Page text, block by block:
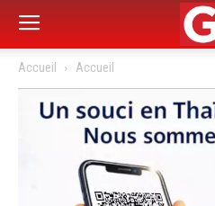
Accueil Accueil